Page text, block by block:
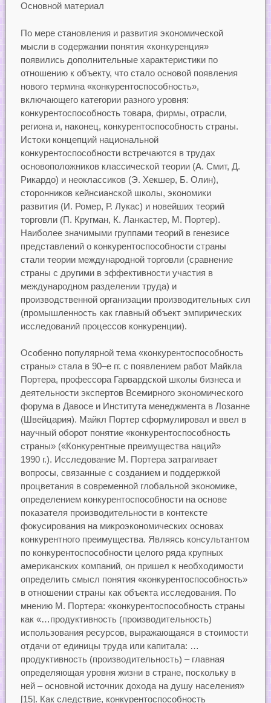
Основной материал
По мере становления и развития экономической
мысли в содержании понятия «конкуренция»
появились дополнительные характеристики по
отношению к объекту, что стало основой появления
нового термина «конкурентоспособность»,
включающего категории разного уровня:
конкурентоспособность товара, фирмы, отрасли,
региона и, наконец, конкурентоспособность страны.
Истоки концепций национальной
конкурентоспособности встречаются в трудах
основоположников классической теории (А. Смит, Д.
Рикардо) и неоклассиков (Э. Хекшер, Б. Олин),
сторонников кейнсианской школы, экономики
развития (И. Ромер, Р. Лукас) и новейших теорий
торговли (П. Кругман, К. Ланкастер, М. Портер).
Наиболее значимыми группами теорий в генезисе
представлений о конкурентоспособности страны
стали теории международной торговли (сравнение
страны с другими в эффективности участия в
международном разделении труда) и
производственной организации производительных сил
(промышленность как главный объект эмпирических
исследований процессов конкуренции).
Особенно популярной тема «конкурентоспособность
страны» стала в 90–е гг. с появлением работ Майкла
Портера, профессора Гарвардской школы бизнеса и
деятельности экспертов Всемирного экономического
форума в Давосе и Института менеджмента в Лозанне
(Швейцария). Майкл Портер сформулировал и ввел в
научный оборот понятие «конкурентоспособность
страны» («Конкурентные преимущества наций»
1990 г.). Исследование М. Портера затрагивает
вопросы, связанные с созданием и поддержкой
процветания в современной глобальной экономике,
определением конкурентоспособности на основе
показателя производительности в контексте
фокусирования на микроэкономических основах
конкурентного преимущества. Являясь консультантом
по конкурентоспособности целого ряда крупных
американских компаний, он пришел к необходимости
определить смысл понятия «конкурентоспособность»
в отношении страны как объекта исследования. По
мнению М. Портера: «конкурентоспособность страны
как «…продуктивность (производительность)
использования ресурсов, выражающаяся в стоимости
отдачи от единицы труда или капитала: …
продуктивность (производительность) – главная
определяющая уровня жизни в стране, поскольку в
ней – основной источник дохода на душу населения»
[15]. Как следствие, конкурентоспособность